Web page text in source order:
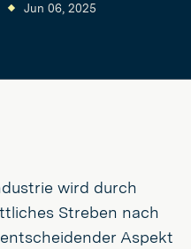
Jun 06, 2025
wird durch
Streben nach
Aspekt